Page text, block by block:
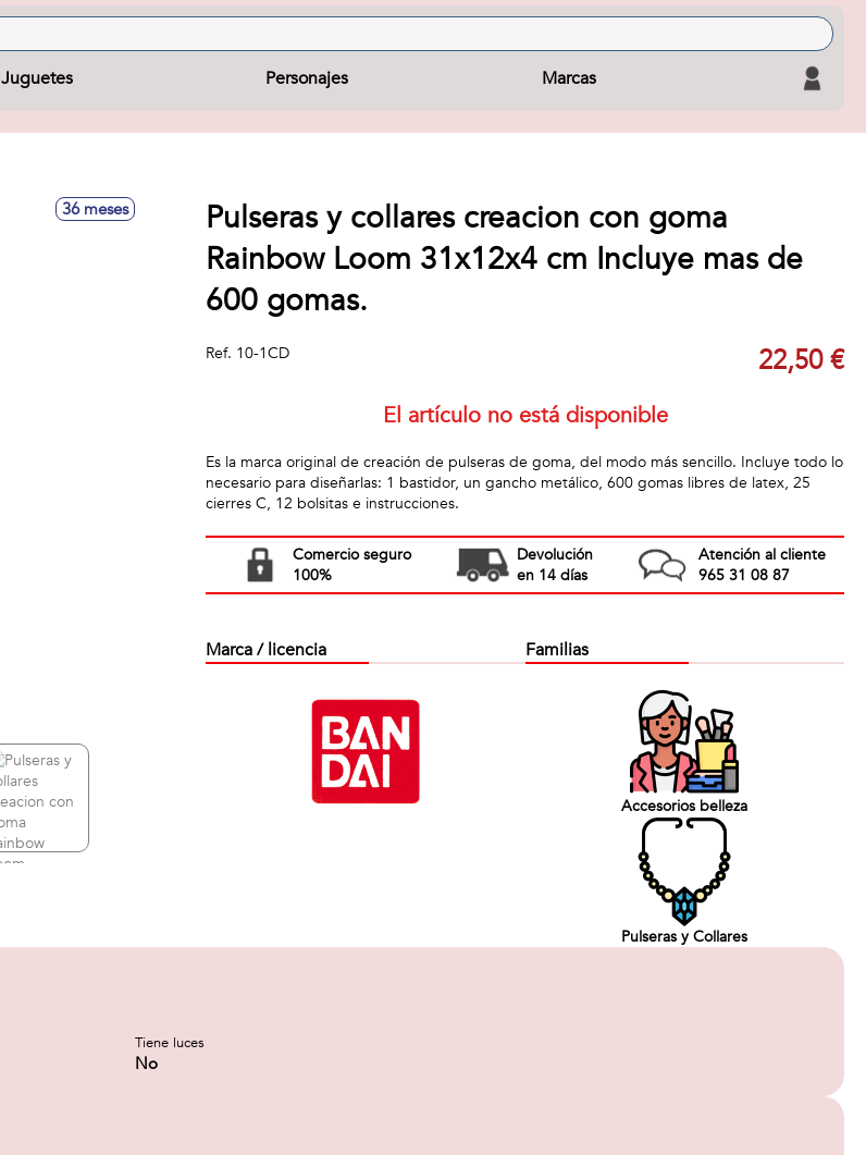
Juguetes Personajes Marcas
36 meses
Pulseras y collares creacion con goma
Rainbow Loom 31x12x4 cm Incluye mas de
600 gomas.
Ref. 10-1CD 22,50 €
El artículo no está disponible
Es la marca original de creación de pulseras de goma, del modo más sencillo. Incluye todo lo
necesario para diseñarlas: 1 bastidor, un gancho metálico, 600 gomas libres de latex, 25
cierres C, 12 bolsitas e instrucciones.
Comercio seguro
100%
Devolución
en 14 días
Atención al cliente
965 31 08 87
Marca / licencia Familias
Accesorios belleza
Pulseras y Collares
Tiene luces
No